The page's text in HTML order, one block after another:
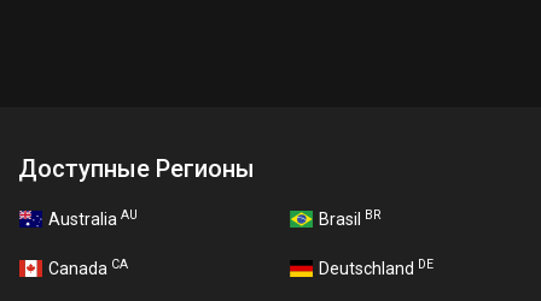
Доступные Регионы
Australia AU Brasil BR
Canada CA Deutschland DE